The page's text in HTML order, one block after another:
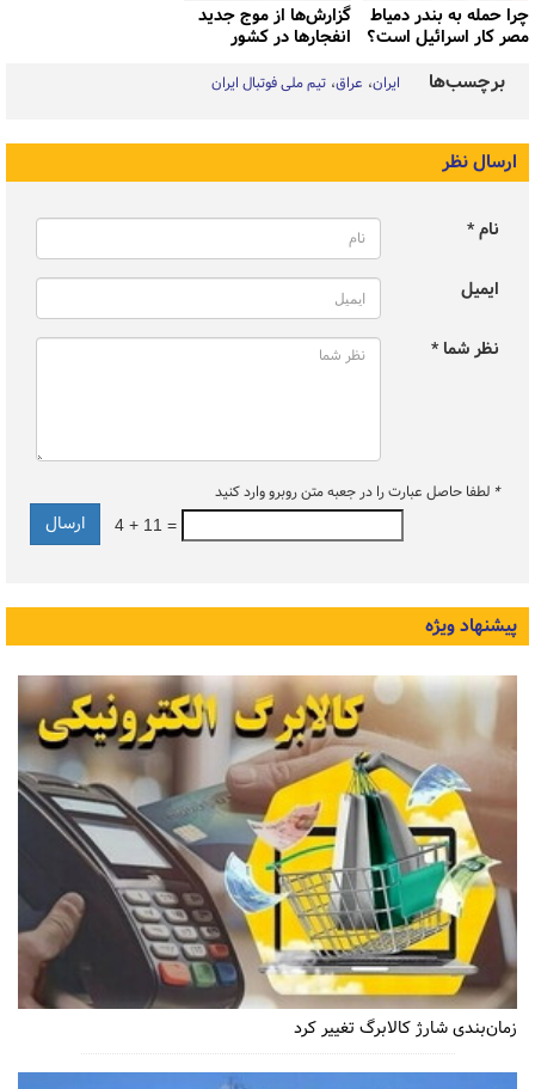
چرا حمله به بندر دمیاط
مصر کار اسرائیل است؟
گزارش‌ها از موج جدید
انفجارها در کشور
برچسب‌ها ایران عراق تیم ملی فوتبال ایران
ارسال نظر
نام *
ایمیل
نظر شما *
* لطفا حاصل عبارت را در جعبه متن روبرو وارد کنید
4 + 11 =
پیشنهاد ویژه
زمان‌بندی شارژ کالابرگ تغییر کرد